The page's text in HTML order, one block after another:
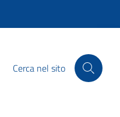
Cerca nel sito